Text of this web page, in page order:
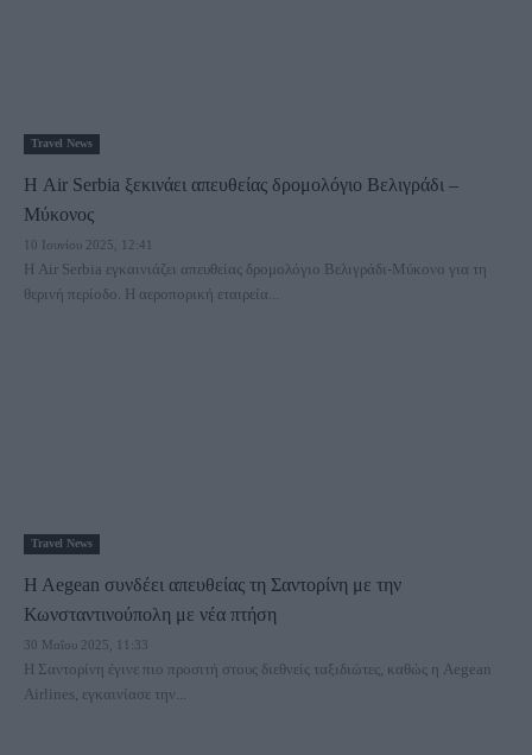
Travel News
Η Air Serbia ξεκινάει απευθείας δρομολόγιο Βελιγράδι –
Μύκονος
10 Ιουνίου 2025, 12:41
Η Air Serbia εγκαινιάζει απευθείας δρομολόγιο Βελιγράδι-Μύκονο για τη
θερινή περίοδο. Η αεροπορική εταιρεία...
Travel News
H Aegean συνδέει απευθείας τη Σαντορίνη με την
Κωνσταντινούπολη με νέα πτήση
30 Μαΐου 2025, 11:33
Η Σαντορίνη έγινε πιο προσιτή στους διεθνείς ταξιδιώτες, καθώς η Aegean
Airlines, εγκαινίασε την...